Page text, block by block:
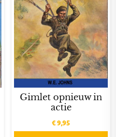
Gimlet opnieuw in
actie
€9,95